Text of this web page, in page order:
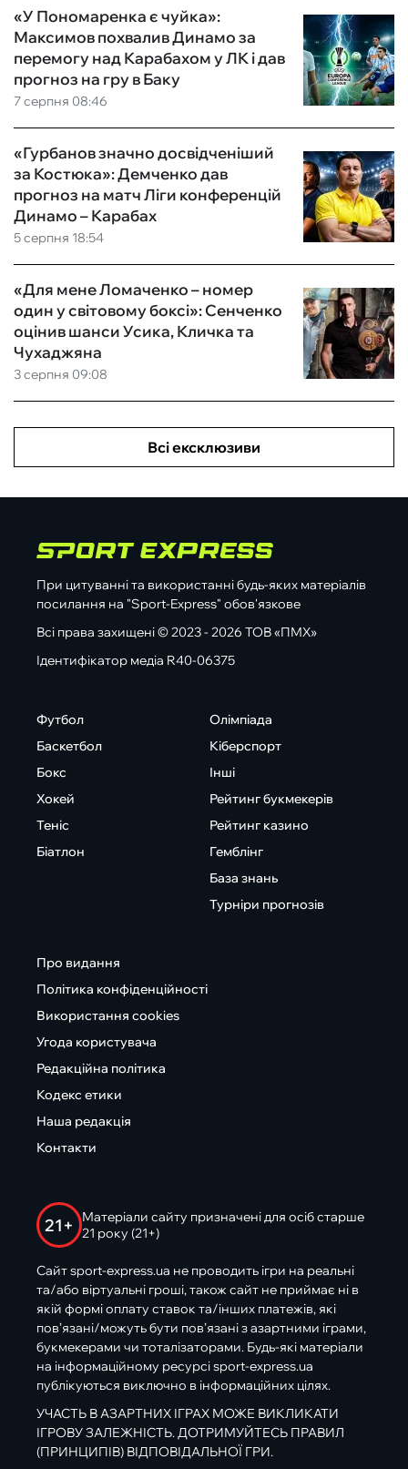
7 серпня 08:46
«У Пономаренка є чуйка»:
Максимов похвалив Динамо за
перемогу над Карабахом у ЛК і дав
прогноз на гру в Баку
5 серпня 18:54
«Гурбанов значно досвідченіший
за Костюка»: Демченко дав
прогноз на матч Ліги конференцій
Динамо – Карабах
3 серпня 09:08
«Для мене Ломаченко – номер
один у світовому боксі»: Сенченко
оцінив шанси Усика, Кличка та
Чухаджяна
Всі ексклюзиви
При цитуванні та використанні будь-яких матеріалів
посилання на "Sport-Express" обов'язкове
Всі права захищені © 2023 - 2026 ТОВ «ПМХ»
Ідентифікатор медіа R40-06375
Футбол
Баскетбол
Бокс
Хокей
Теніс
Біатлон
Олімпіада
Кіберспорт
Інші
Рейтинг букмекерів
Рейтинг казино
Гемблінг
База знань
Турніри прогнозів
Про видання
Політика конфіденційності
Використання cookies
Угода користувача
Редакційна політика
Кодекс етики
Наша редакція
Контакти
21+
Матеріали сайту призначені для осіб старше
21 року (21+)
Сайт sport-express.ua не проводить ігри на реальні
та/або віртуальні гроші, також сайт не приймає ні в
якій формі оплату ставок та/інших платежів, які
пов’язані/можуть бути пов’язані з азартними іграми,
букмекерами чи тоталізаторами. Будь-які матеріали
на інформаційному ресурсі sport-express.ua
публікуються виключно в інформаційних цілях.
УЧАСТЬ В АЗАРТНИХ ІГРАХ МОЖЕ ВИКЛИКАТИ
ІГРОВУ ЗАЛЕЖНІСТЬ. ДОТРИМУЙТЕСЬ ПРАВИЛ
(ПРИНЦИПІВ) ВІДПОВІДАЛЬНОЇ ГРИ.